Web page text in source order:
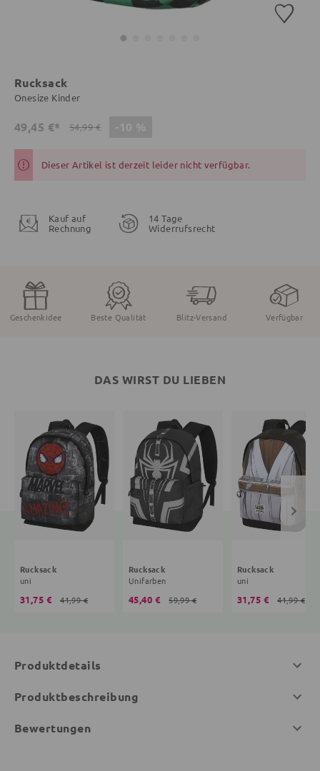
Rucksack
Onesize Kinder
49,45 €* 54,99 €
Dieser Artikel ist derzeit leider nicht verfügbar.
Kauf auf
Rechnung
14 Tage
Widerrufsrecht
Geschenkidee Beste Qualität Blitz-Versand Verfügbar
DAS WIRST DU LIEBEN
Rucksack
uni
31,75 € 41,99 €
Rucksack
Unifarben
45,40 € 59,99 €
Rucksack
uni
31,75 € 41,99 €
Produktdetails
Produktbeschreibung
Bewertungen